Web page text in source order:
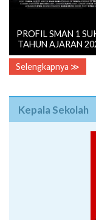
PROFIL SMAN 1
TAHUN AJARAN
Selengkapnya ≫
Kepala Sekolah